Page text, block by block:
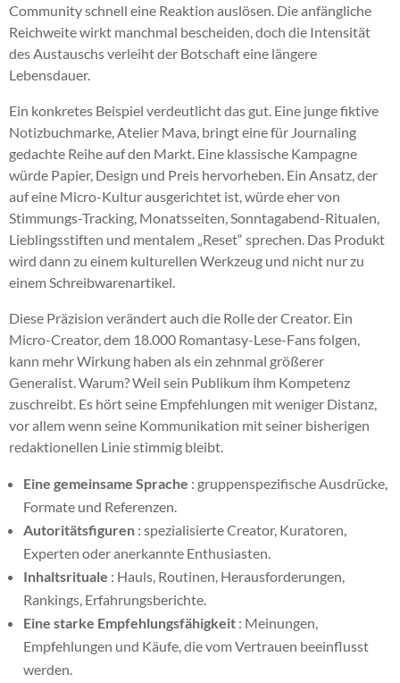
Community schnell eine Reaktion auslösen. Die anfängliche
Reichweite wirkt manchmal bescheiden, doch die Intensität
des Austauschs verleiht der Botschaft eine längere
Lebensdauer.
Ein konkretes Beispiel verdeutlicht das gut. Eine junge fiktive
Notizbuchmarke, Atelier Mava, bringt eine für Journaling
gedachte Reihe auf den Markt. Eine klassische Kampagne
würde Papier, Design und Preis hervorheben. Ein Ansatz, der
auf eine Micro-Kultur ausgerichtet ist, würde eher von
Stimmungs-Tracking, Monatsseiten, Sonntagabend-Ritualen,
Lieblingsstiften und mentalem „Reset“ sprechen. Das Produkt
wird dann zu einem kulturellen Werkzeug und nicht nur zu
einem Schreibwarenartikel.
Diese Präzision verändert auch die Rolle der Creator. Ein
Micro-Creator, dem 18.000 Romantasy-Lese-Fans folgen,
kann mehr Wirkung haben als ein zehnmal größerer
Generalist. Warum? Weil sein Publikum ihm Kompetenz
zuschreibt. Es hört seine Empfehlungen mit weniger Distanz,
vor allem wenn seine Kommunikation mit seiner bisherigen
redaktionellen Linie stimmig bleibt.
Eine gemeinsame Sprache : gruppenspezifische Ausdrücke,
Formate und Referenzen.
Autoritätsfiguren : spezialisierte Creator, Kuratoren,
Experten oder anerkannte Enthusiasten.
Inhaltsrituale : Hauls, Routinen, Herausforderungen,
Rankings, Erfahrungsberichte.
Eine starke Empfehlungsfähigkeit : Meinungen,
Empfehlungen und Käufe, die vom Vertrauen beeinflusst
werden.